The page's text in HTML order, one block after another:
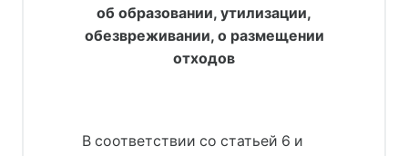
об образовании, утилизации,
обезвреживании, о размещении
отходов
В соответствии со статьей 6 и